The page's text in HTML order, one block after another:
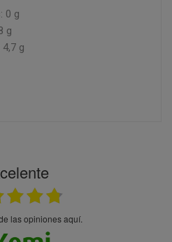
0 g
g
g
las opiniones aquí.